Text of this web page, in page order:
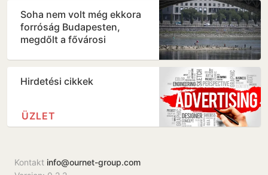
Soha nem volt még ekkora
forróság Budapesten,
megdőlt a fővárosi
Hirdetési cikkek
ÜZLET
Kontakt info@ournet-group.com